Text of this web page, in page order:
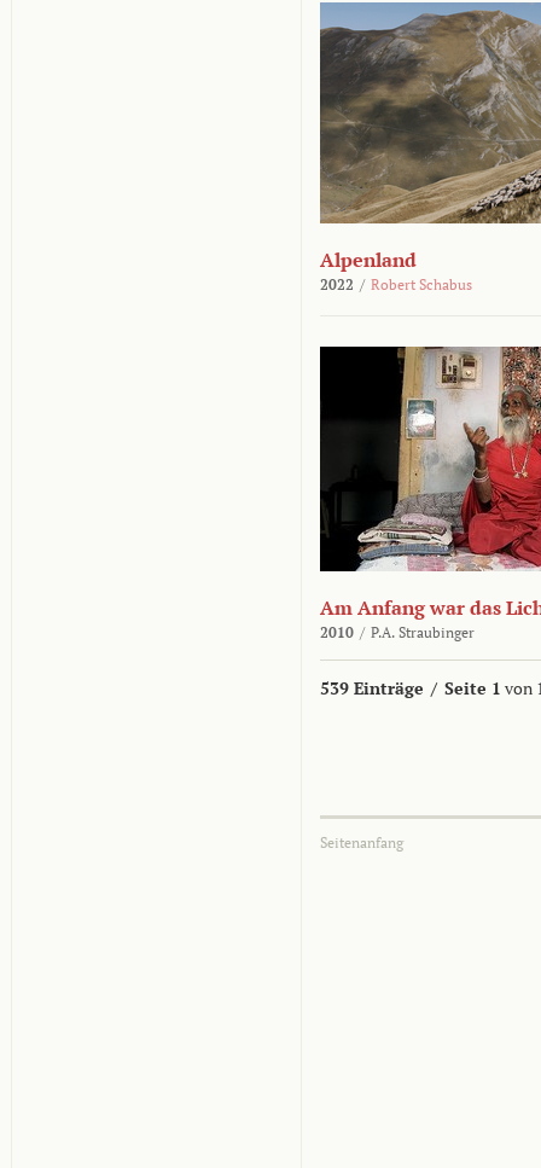
Alpenland
2022 / Robert Schabus
Am Anfang war das
2010 / P.A. Straubinger
539 Einträge / Seite 1 von
Seitenanfang